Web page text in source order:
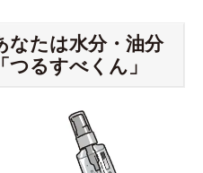
なたは水分・油分
るすべくん」